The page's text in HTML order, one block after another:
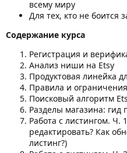
всему миру
Для тех, кто не боится
Содержание курса
Регистрация и
Анализ ниши на Etsy
Продуктовая линейка
Правила и
Поисковый алгоритм
Разделы магазина: гид
Работа с листингом. Ч.
редактировать? Как
листинг?)